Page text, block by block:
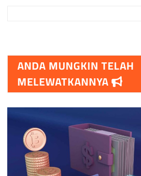
ANDA MUNGKIN TELAH
MELEWATKANNYA